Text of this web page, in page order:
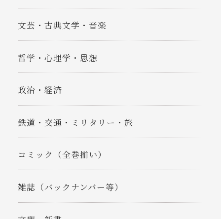
文芸・古典文学・音楽
哲学・心理学・思想
政治・経済
鉄道・交通・ミリタリー・旅
コミック（全巻揃い）
雑誌（バックナンバー等）